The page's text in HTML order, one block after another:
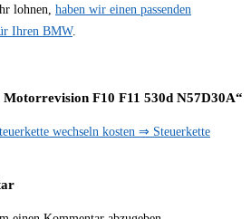
lohnen, haben wir einen passenden
Ihren BMW.
F10 F11 530d N57D30A“
wechseln kosten ⇒ Steuerkette